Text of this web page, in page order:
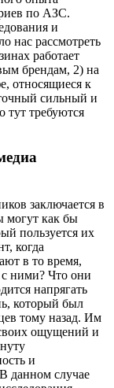
по АЗС.
и
нас рассмотреть
работает
брендам, 2) на
относящиеся к
сильный и
тут требуются
заключается в
могут как бы
пользуется их
когда
в то время,
с ними? Что они
напрягать
который был
тому назад. Им
ощущений и
и
данном случае